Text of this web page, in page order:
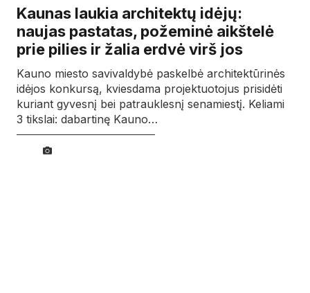
Kaunas laukia architektų idėjų:
naujas pastatas, požeminė aikštelė
prie pilies ir žalia erdvė virš jos
Kauno miesto savivaldybė paskelbė architektūrinės
idėjos konkursą, kviesdama projektuotojus prisidėti
kuriant gyvesnį bei patrauklesnį senamiestį. Keliami
3 tikslai: dabartinę Kauno…